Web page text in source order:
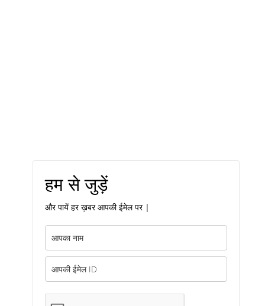
हम से जुड़ें
और पायें हर ख़बर आपकी ईमेल पर |